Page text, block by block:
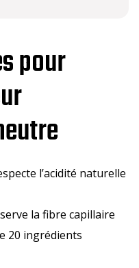
pour
l’acidité naturelle
la fibre capillaire
20 ingrédients